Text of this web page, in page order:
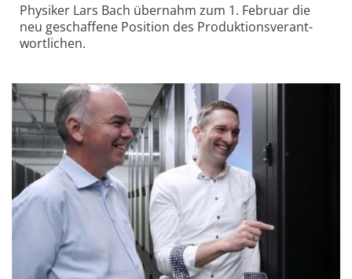
Physi­ker Lars Bach über­nahm zum 1. Fe­bru­ar die
neu ge­schaf­fe­ne Po­si­tion des Pro­duk­tions­ver­ant­
wort­li­chen.